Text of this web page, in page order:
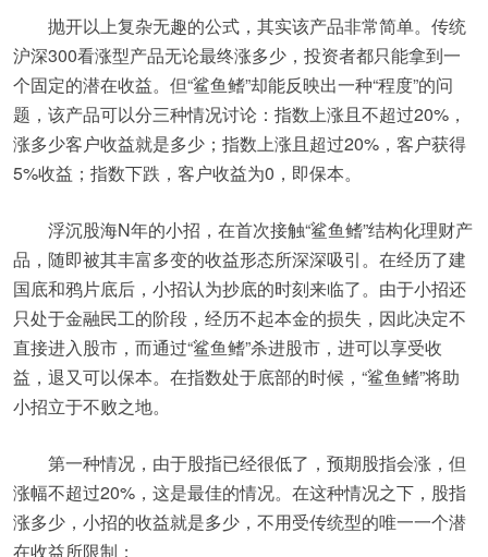
抛开以上复杂无趣的公式，其实该产品非常简单。传统
沪深300看涨型产品无论最终涨多少，投资者都只能拿到一
个固定的潜在收益。但“鲨鱼鳍”却能反映出一种“程度”的问
题，该产品可以分三种情况讨论：指数上涨且不超过20%，
涨多少客户收益就是多少；指数上涨且超过20%，客户获得
5%收益；指数下跌，客户收益为0，即保本。
浮沉股海N年的小招，在首次接触“鲨鱼鳍”结构化理财产
品，随即被其丰富多变的收益形态所深深吸引。在经历了建
国底和鸦片底后，小招认为抄底的时刻来临了。由于小招还
只处于金融民工的阶段，经历不起本金的损失，因此决定不
直接进入股市，而通过“鲨鱼鳍”杀进股市，进可以享受收
益，退又可以保本。在指数处于底部的时候，“鲨鱼鳍”将助
小招立于不败之地。
第一种情况，由于股指已经很低了，预期股指会涨，但
涨幅不超过20%，这是最佳的情况。在这种情况之下，股指
涨多少，小招的收益就是多少，不用受传统型的唯一一个潜
在收益所限制；